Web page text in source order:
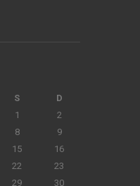
S
D
1
2
8
9
15
16
22
23
29 30